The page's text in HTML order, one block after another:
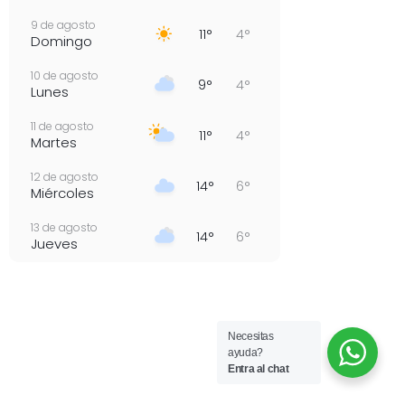
9 de agosto
Domingo 11° 4°
10 de agosto
Lunes 9° 4°
11 de agosto
Martes 11° 4°
12 de agosto
Miércoles 14° 6°
13 de agosto
Jueves 14° 6°
Necesitas
ayuda?
Entra al chat